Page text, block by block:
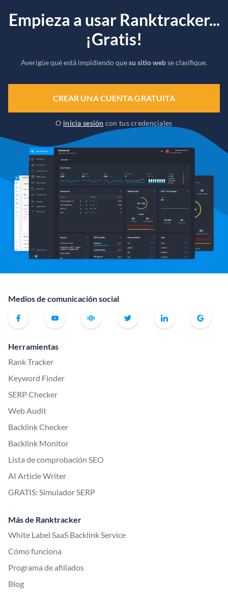
Empieza a usar Ranktracker...
¡Gratis!
Averigüe qué está impidiendo quesu sitio webse clasifique.
CREAR UNA CUENTA GRATUITA
O inicia sesión con tus credenciales
Medios de comunicación social
Herramientas
Rank Tracker
Keyword Finder
SERP Checker
Web Audit
Backlink Checker
Backlink Monitor
Lista de comprobación SEO
AI Article Writer
GRATIS: Simulador SERP
Más de Ranktracker
White Label SaaS Backlink Service
Cómo funciona
Programa de afiliados
Blog